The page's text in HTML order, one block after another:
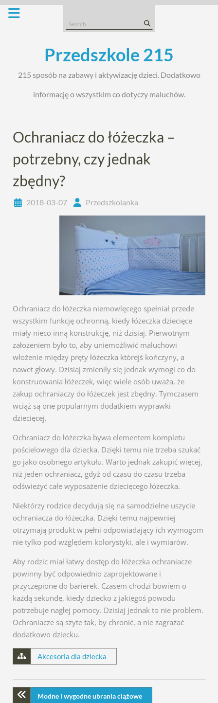
Skip
Search
for:
Przedszkole 215
215 sposób na zabawy i aktywizację dzieci. Dodatkowo
informację o wszystkim co dotyczy maluchów.
Ochraniacz do łóżeczka –
potrzebny, czy jednak
zbędny?
2018-03-07 Przedszkolanka
Ochraniacz do łóżeczka niemowlęcego spełniał przede
wszystkim funkcję ochronną, kiedy łóżeczka dziecięce
miały nieco inną konstrukcję, niż dzisiaj. Pierwotnym
założeniem było to, aby uniemożliwić maluchowi
włożenie między pręty łóżeczka którejś kończyny, a
nawet głowy. Dzisiaj zmieniły się jednak wymogi co do
konstruowania łóżeczek, więc wiele osób uważa, że
zakup ochraniaczy do łóżeczek jest zbędny. Tymczasem
wciąż są one popularnym dodatkiem wyprawki
dziecięcej.
Ochraniacz do łóżeczka bywa elementem kompletu
pościelowego dla dziecka. Dzięki temu nie trzeba szukać
go jako osobnego artykułu. Warto jednak zakupić więcej,
niż jeden ochraniacz, gdyż od czasu do czasu trzeba
odświeżyć całe wyposażenie dziecięcego łóżeczka.
Niektórzy rodzice decydują się na samodzielne uszycie
ochraniacza do łóżeczka. Dzięki temu najpewniej
otrzymają produkt w pełni odpowiadający ich wymogom
nie tylko pod względem kolorystyki, ale i wymiarów.
Aby rodzic miał łatwy dostęp do łóżeczka ochraniacze
powinny być odpowiednio zaprojektowane i
przyczepione do barierek. Czasem chodzi bowiem o
każdą sekundę, kiedy dziecko z jakiegoś powodu
potrzebuje nagłej pomocy. Dzisiaj jednak to nie problem.
Ochraniacze są szyte tak, by chronić, a nie zagrażać
dodatkowo dziecku.
Akcesoria dla dziecka
Modne i wygodne ubrania ciążowe